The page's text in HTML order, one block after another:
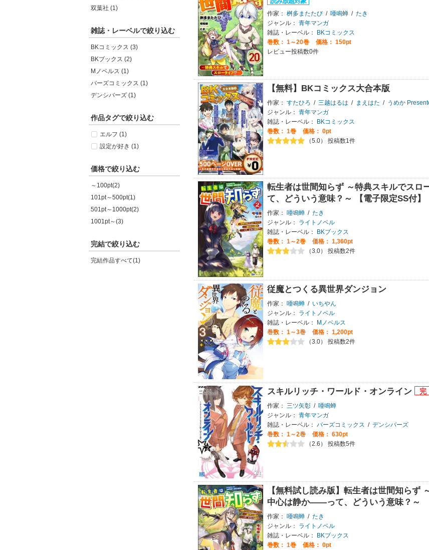
双葉社 (1)
雑誌・レーベルで絞り込む
BKコミックス (3)
BKブックス (2)
Mノベルス (1)
バーズコミックス (1)
デンシバーズ (1)
作品タグで絞り込む
エルフ (1)
設定が好き (1)
価格で絞り込む
～100pt(2)
101pt～500pt(1)
501pt～1000pt(2)
1001pt～(3)
完結で絞り込む
完結作品すべて(1)
作家： 桝多またたび / 唖鳴蝉 / たき
ジャンル： 青年マンガ
雑誌・レーベル：
BKコミックス
巻数： 1～20巻
価格： 150pt
レビュー投稿数0件
【無料】BKコミックス大合本版
作家： すたひろ / 三越はるは / まえはた / うめか
ジャンル： 青年マンガ
雑誌・レーベル：
BKコミックス
巻数： 1巻
価格： 0pt
（5.0） 投稿数1件
転生者は世間知らず ～特典スキルでス
て、どういう意味？～ 【電子限定SS付】
作家： 唖鳴蝉 / たき
ジャンル：
ライトノベル
雑誌・レーベル：
BKブックス
巻数： 1～2巻
価格： 1,360pt
（3.0） 投稿数2件
従魔とつくる異世界ダンジョン
作家： 唖鳴蝉 / いちやん
ジャンル：
ライトノベル
雑誌・レーベル：
Mノベルス
巻数： 1～3巻
価格： 1,200pt
（3.0） 投稿数2件
スキルリッチ・ワールド・オンライン
作家： 三ツ矢彰 / 唖鳴蝉
ジャンル： 青年マンガ
雑誌・レーベル： バーズコミックス / デンシバーズ
巻数： 1～2巻
価格： 630pt
（2.6） 投稿数5件
【無料試し読み版】転生者は世間知ら
中心は静か――って、どういう意味？～
作家： 唖鳴蝉 / たき
ジャンル：
ライトノベル
雑誌・レーベル：
BKブックス
巻数： 1巻
価格： 0pt